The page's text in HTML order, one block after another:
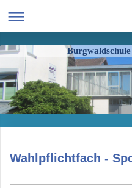
Wahlpflichtfach -